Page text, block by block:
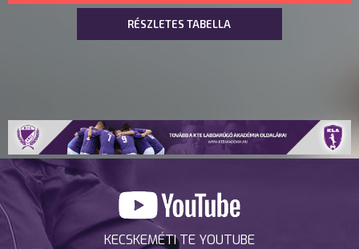
RÉSZLETES TABELLA
KECSKEMÉTI TE YOUTUBE